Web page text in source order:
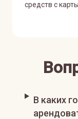
средств с карты.
В каких